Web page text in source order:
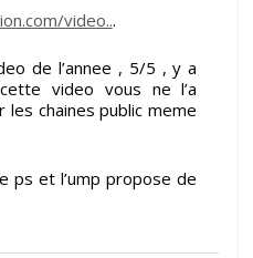
video...
de l’annee , 5/5 , y a
video vous ne l’a
chaines public meme
ps et l’ump propose de